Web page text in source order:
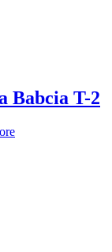
Babcia T-2